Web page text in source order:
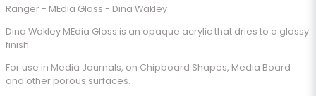
Ranger - MEdia Gloss - Dina Wakley
Dina Wakley MEdia Gloss is an opaque acrylic that dries to a glossy
finish.
For use in Media Journals, on Chipboard Shapes, Media Board
and other porous surfaces.